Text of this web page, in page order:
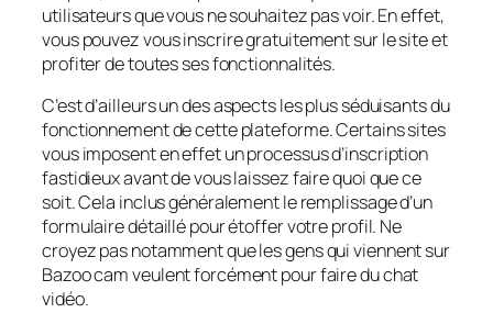
utilisateurs que vous ne souhaitez pas voir. En effet,
vous pouvez vous inscrire gratuitement sur le site et
profiter de toutes ses fonctionnalités.
C’est d’ailleurs un des aspects les plus séduisants du
fonctionnement de cette plateforme. Certains sites
vous imposent en effet un processus d’inscription
fastidieux avant de vous laissez faire quoi que ce
soit. Cela inclus généralement le remplissage d’un
formulaire détaillé pour étoffer votre profil. Ne
croyez pas notamment que les gens qui viennent sur
Bazoo cam veulent forcément pour faire du chat
vidéo.